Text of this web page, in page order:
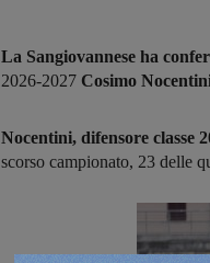
La Sangiovannese ha
2026-2027 Cosimo
Nocentini, difensore classe
scorso campionato, 23 delle